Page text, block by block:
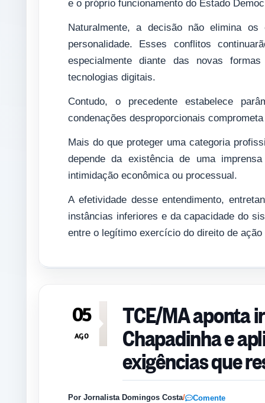
e o próprio funcionamento do Estado
Naturalmente, a decisão não elimina
personalidade. Esses conflitos
especialmente diante das novas
tecnologias digitais.
Contudo, o precedente estabelece
condenações desproporcionais
Mais do que proteger uma categoria
depende da existência de uma
intimidação econômica ou processual.
A efetividade desse entendimento,
instâncias inferiores e da capacidade do
entre o legítimo exercício do direito de
05
AGO
TCE/MA aponta
Chapadinha e
exigências que
Por Jornalista Domingos Costa/ Comente